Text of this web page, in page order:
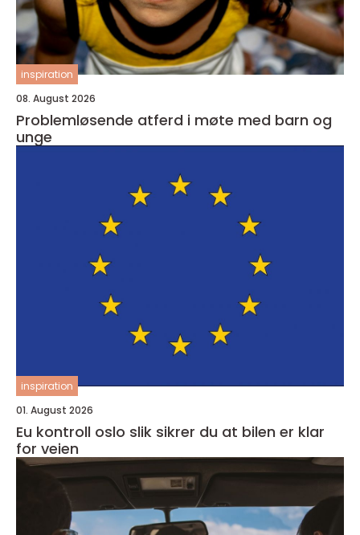
inspiration
08. August 2026
Problemløsende atferd i møte med barn og
unge
inspiration
01. August 2026
Eu kontroll oslo slik sikrer du at bilen er klar
for veien